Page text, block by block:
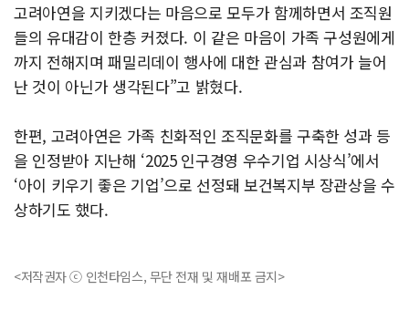
고려아연을 지키겠다는 마음으로 모두가 함께하면서 조직원
들의 유대감이 한층 커졌다. 이 같은 마음이 가족 구성원에게
까지 전해지며 패밀리데이 행사에 대한 관심과 참여가 늘어
난 것이 아닌가 생각된다”고 밝혔다.
한편, 고려아연은 가족 친화적인 조직문화를 구축한 성과 등
을 인정받아 지난해 ‘2025 인구경영 우수기업 시상식’에서
‘아이 키우기 좋은 기업’으로 선정돼 보건복지부 장관상을 수
상하기도 했다.
<저작권자 ⓒ 인천타임스, 무단 전재 및 재배포 금지>